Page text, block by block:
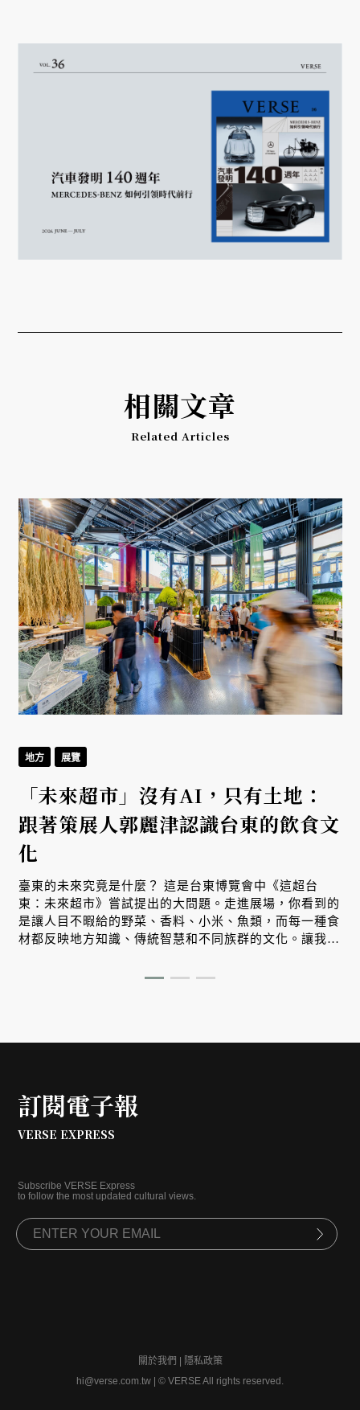
相關文章
Related Articles
地方 展覽
「未來超市」沒有AI，只有土地：
跟著策展人郭麗津認識台東的飲食文
化
臺東的未來究竟是什麼？ 這是台東博覽會中《這超台
東：未來超市》嘗試提出的大問題。走進展場，你看到的
是讓人目不暇給的野菜、香料、小米、魚類，而每一種食
材都反映地方知識、傳統智慧和不同族群的文化。讓我們
訂閱電子報
VERSE EXPRESS
Subscribe VERSE Express
to follow the most updated cultural views.
關於我們 | 隱私政策
hi@verse.com.tw | © VERSE All rights reserved.